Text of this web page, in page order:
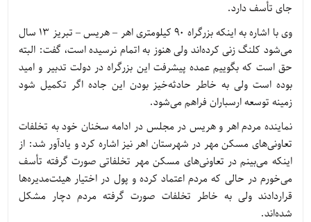
جای تأسف دارد.
وی با اشاره به اینکه بزرگراه 90 کیلومتری اهر – هریس – تبریز 13 سال
می‌شود کلنگ زنی کرده‌اند ولی هنوز به اتمام نرسیده است، گفت: البته
حق است که بگوییم عمده پیشرفت این بزرگراه در دولت تدبیر و امید
بوده است ولی به خاطر حادثه‌خیز بودن این جاده اگر تکمیل شود
زمینه توسعه ارسباران فراهم می‌شود.
نماینده مردم اهر و هریس در مجلس در ادامه سخنان خود به تخلفات
تعاونی‌های مسکن مهر در شهرستان اهر نیز اشاره کرد و یادآور شد: از
اینکه می‌بینم در تعاونی‌های مسکن مهر تخلفاتی صورت گرفته تأسف
می‌خورم در حالی که مردم اعتماد کرده و پول در اختیار هیئت‌مدیره‌ها
قراردادند ولی به خاطر تخلفات صورت گرفته مردم دچار مشکل
شده‌اند.